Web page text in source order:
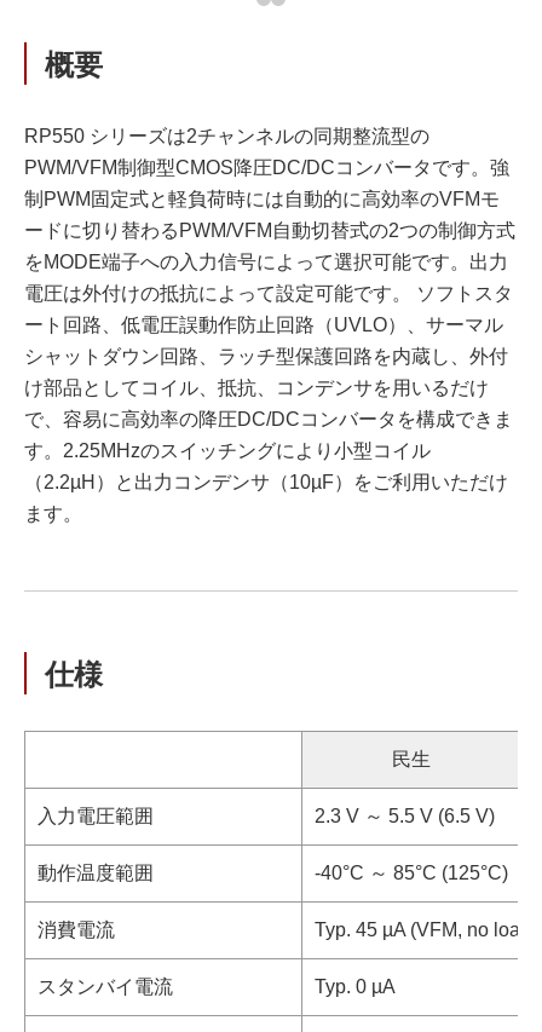
概要
RP550 シリーズは2チャンネルの同期整流型の
PWM/VFM制御型CMOS降圧DC/DCコンバータです。強
制PWM固定式と軽負荷時には自動的に高効率のVFMモ
ードに切り替わるPWM/VFM自動切替式の2つの制御方式
をMODE端子への入力信号によって選択可能です。出力
電圧は外付けの抵抗によって設定可能です。 ソフトスタ
ート回路、低電圧誤動作防止回路（UVLO）、サーマル
シャットダウン回路、ラッチ型保護回路を内蔵し、外付
け部品としてコイル、抵抗、コンデンサを用いるだけ
で、容易に高効率の降圧DC/DCコンバータを構成できま
す。2.25MHzのスイッチングにより小型コイル
（2.2µH）と出力コンデンサ（10µF）をご利用いただけ
ます。
仕様
民生
入力電圧範囲 2.3 V ～ 5.5 V (6.5 V)
動作温度範囲 -40°C ～ 85°C (125°C)
消費電流 Typ. 45 µA (VFM, no
スタンバイ電流 Typ. 0 µA